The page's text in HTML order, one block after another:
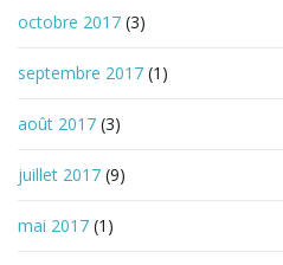
octobre 2017 (3)
septembre 2017 (1)
août 2017 (3)
juillet 2017 (9)
mai 2017 (1)